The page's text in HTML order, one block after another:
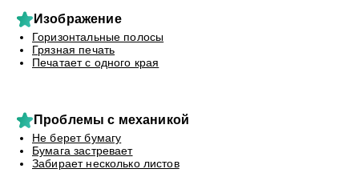
Изображение
Горизонтальные полосы
Грязная печать
Печатает с одного края
Проблемы с механикой
Не берет бумагу
Бумага застревает
Забирает несколько листов